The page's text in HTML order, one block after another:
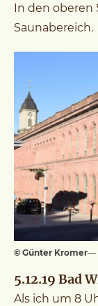
In den oberen
Saunabereich.
© Günter Kromer—
5.12.19 Bad
Als ich um 8